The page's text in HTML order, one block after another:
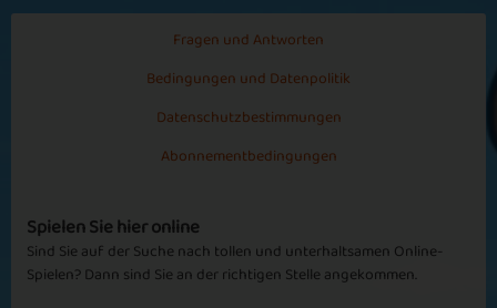
Second Month For the holidays
Kaninchen2000Fragen und Antworten
Bedingungen und Datenpolitik
Datenschutzbestimmungen
Abonnementbedingungen
Spielen Sie hier online
Sind Sie auf der Suche nach tollen und unterhaltsamen Online-
Spielen? Dann sind Sie an der richtigen Stelle angekommen.